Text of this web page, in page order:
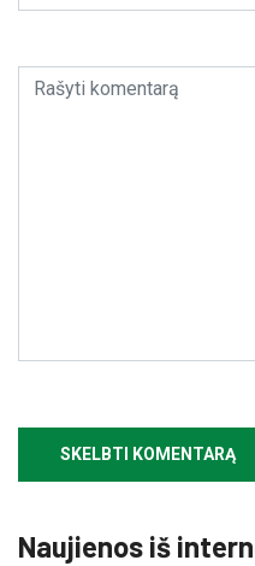
Naujienos iš